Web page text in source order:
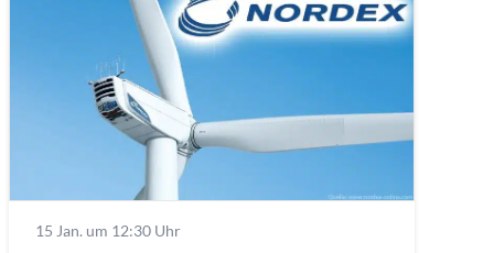
15 Jan. um 12:30 Uhr